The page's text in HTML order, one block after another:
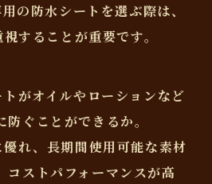
の防水シートを選ぶ際は、
することが重要です。
がオイルやローションなど
ぐことができるか。
れ、長期間使用可能な素材
コストパフォーマンスが高